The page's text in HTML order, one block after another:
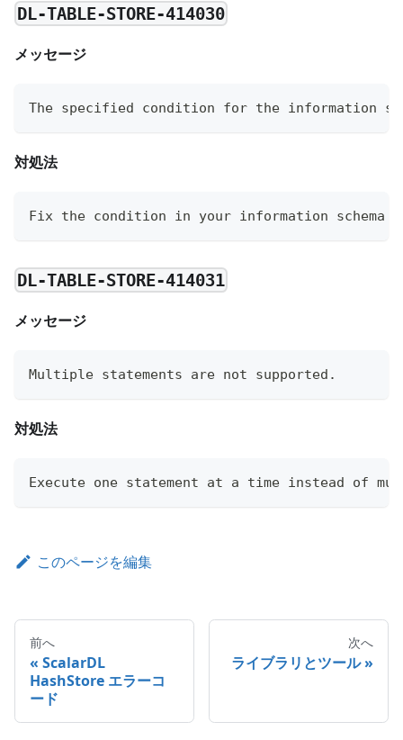
DL-TABLE-STORE-414030
メッセージ
The specified condition for the information
対処法
Fix the condition in your information schema
DL-TABLE-STORE-414031
メッセージ
Multiple statements are not supported.
対処法
Execute one statement at a time instead of
このページを編集
前へ
ScalarDL
HashStore エラーコ
ード
次へ
ライブラリとツール